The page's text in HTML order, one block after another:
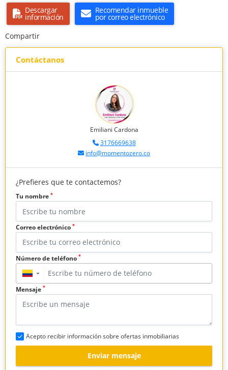
Descargar
información
Recomendar inmueble
por correo electrónico
Compartir
Contáctanos
Emiliani Cardona
3176669638
info@momentozero.co
¿Prefieres que te contactemos?
Tu nombre *
Correo electrónico *
Número de teléfono *
▼
Mensaje *
Acepto recibir información sobre ofertas inmobiliarias
Enviar mensaje